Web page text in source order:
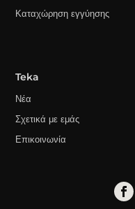
Καταχώρηση εγγύησης
Teka
Νέα
Σχετικά με εμάς
Επικοινωνία